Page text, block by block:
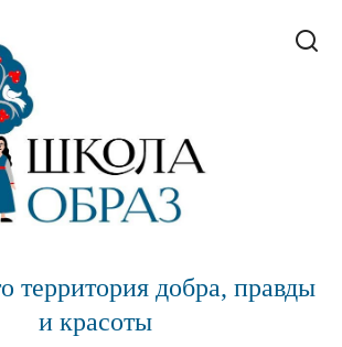
территория добра, правды
и красоты